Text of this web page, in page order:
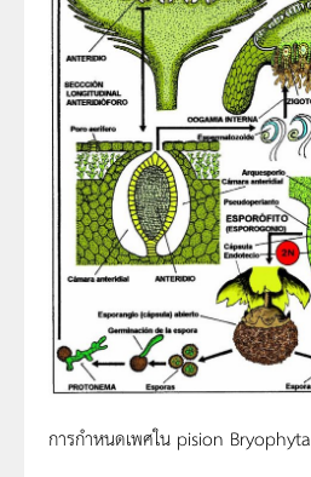
การกำหนดเพศใน pision Bryophyta